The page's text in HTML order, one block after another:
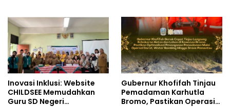
Inovasi Inklusi: Website
CHILDSEE Memudahkan
Guru SD Negeri
Gubernur Khofifah Tinjau
Pemadaman Karhutla
Bromo, Pastikan Operasi